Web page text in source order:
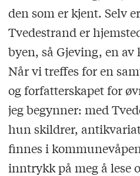
den som er kjent. Selv
Tvedestrand er
byen, så Gjeving, en
Når vi treffes for en
og forfatterskapet for
jeg begynner: med
hun skildrer,
finnes i
inntrykk på meg å lese